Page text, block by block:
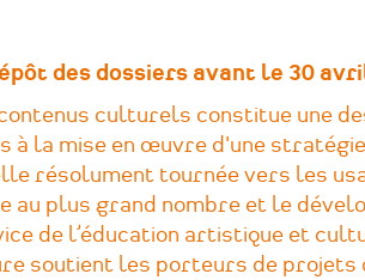
des dossiers avant le 30
culturels constitue une
à la mise en œuvre d'une stratégie
résolument tournée vers les
au plus grand nombre et le
de l’éducation artistique et
soutient les porteurs de projets